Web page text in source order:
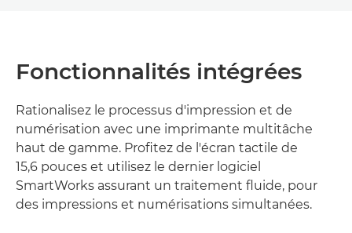
Fonctionnalités intégrées
Rationalisez le processus d'impression et de
numérisation avec une imprimante multitâche
haut de gamme. Profitez de l'écran tactile de
15,6 pouces et utilisez le dernier logiciel
SmartWorks assurant un traitement fluide, pour
des impressions et numérisations simultanées.